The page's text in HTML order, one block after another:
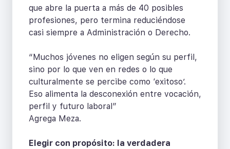
que abre la puerta a más de 40 posibles
profesiones, pero termina reduciéndose
casi siempre a Administración o Derecho.
“Muchos jóvenes no eligen según su perfil,
sino por lo que ven en redes o lo que
culturalmente se percibe como ‘exitoso’.
Eso alimenta la desconexión entre vocación,
perfil y futuro laboral”
Agrega Meza.
Elegir con propósito: la verdadera